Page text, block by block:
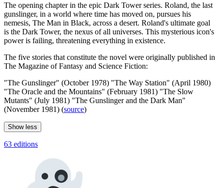
The opening chapter in the epic Dark Tower series. Roland, the last
gunslinger, in a world where time has moved on, pursues his
nemesis, The Man in Black, across a desert. Roland's ultimate goal
is the Dark Tower, the nexus of all universes. This mysterious icon's
power is failing, threatening everything in existence.
The five stories that constitute the novel were originally published in
The Magazine of Fantasy and Science Fiction:
"The Gunslinger" (October 1978) "The Way Station" (April 1980)
"The Oracle and the Mountains" (February 1981) "The Slow
Mutants" (July 1981) "The Gunslinger and the Dark Man"
(November 1981) (source)
Show less
63 editions